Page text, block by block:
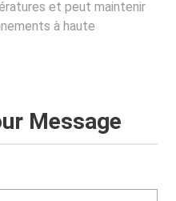
et peut maintenir
à haute
Message